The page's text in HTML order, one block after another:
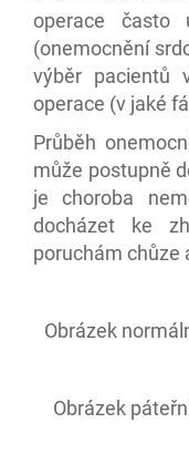
operace
(onemocnění
výběr pacientů
operace (v jaké
Průběh
může postupně
je choroba
docházet ke
poruchám chůze
Obrázek
Obrázek